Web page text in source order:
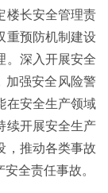
楼长安全管理责
重预防机制建设
。深入开展安全
加强安全风险警
在安全生产领域
续开展安全生产
，推动各类事故
全责任事故。